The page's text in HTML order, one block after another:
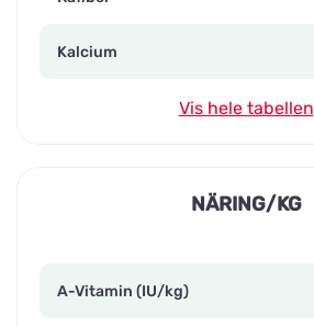
Kalcium
Vis hele tabellen
NÄRING/KG
A-Vitamin (IU/kg)